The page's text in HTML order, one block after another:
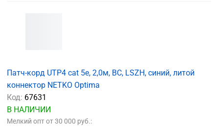
Патч-корд UTP4 cat 5e, 2,0м, ВС, LSZH, синий, литой
коннектор NETKO Optima
Код: 67631
В НАЛИЧИИ
Мелкий опт от 30 000 руб.: